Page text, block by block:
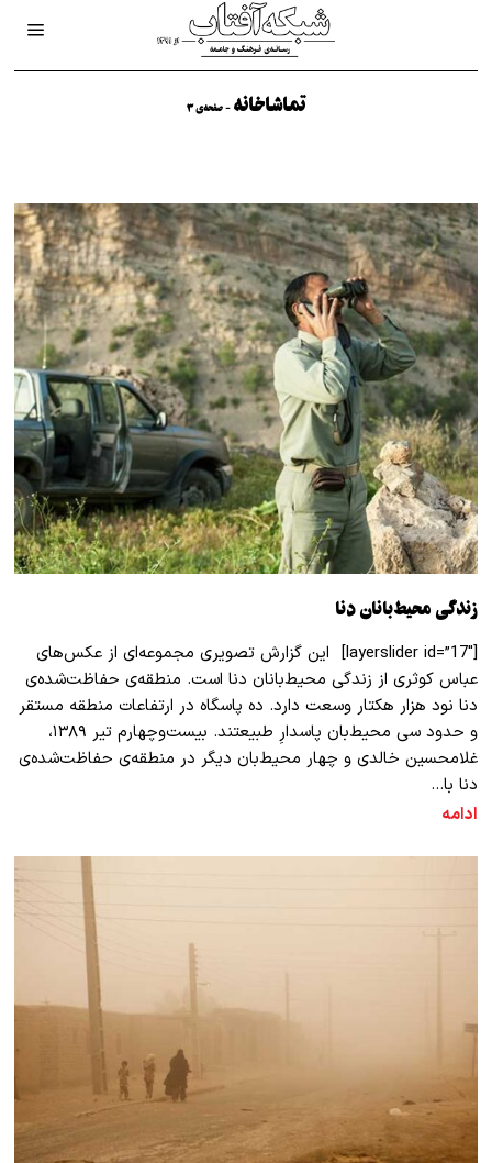
تماشاخانه- صفحه‌ی 3
زندگی محیط‌بانان دنا
[layerslider id=”17″] این گزارش تصویری مجموعه‌ای از عکس‌های
عباس کوثری از زندگی محیط‌بانان دنا است. منطقه‌ی حفاظت‌شده‌ی
دنا نود هزار هکتار وسعت دارد. ده پاسگاه در ارتفاعات منطقه مستقر
و حدود سی محیط‌بان پاسدارِ طبیعتند. بیست‌وچهارم تیر ۱۳۸۹،
غلامحسین خالدی و چهار محیط‌بان دیگر در منطقه‌ی حفاظت‌شده‌ی
دنا با…
ادامه